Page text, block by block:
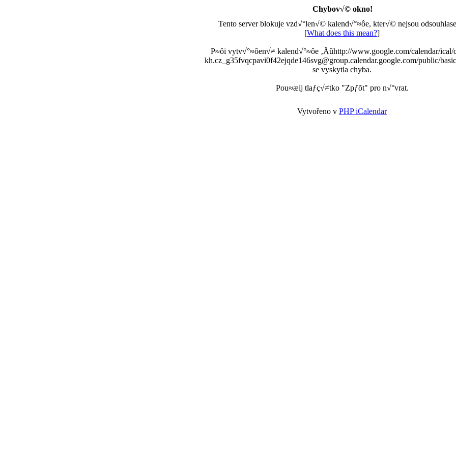
Chybov√© okno!
Tento server blokuje vzd√°len√© kalend√°≈ôe, kter√© nejsou
[What does this mean?]
P≈ôi vytv√°≈ôen√≠ kalend√°≈ôe ‚Äûhttp://www.google.com/calendar/ical/
kh.cz_g35fvqcpavi0f42ejqde146svg@group.calendar.google.com/public/
se vyskytla chyba.
Pou≈æij tlaƒç√≠tko "Zpƒõt" pro n√°vrat.
Vytvořeno v PHP iCalendar